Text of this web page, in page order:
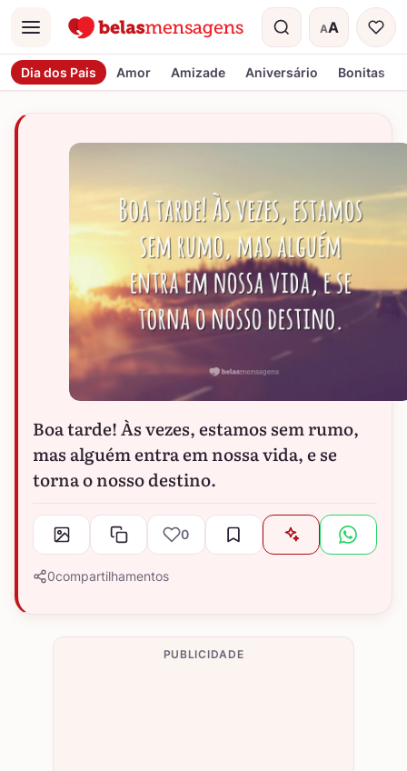
Menu AA
Tamanho do
Dia dos Pais Amor Amizade Aniversário Bonitas
Boa tarde! Às vezes, estamos sem rumo,
mas alguém entra em nossa vida, e se
torna o nosso destino.
0
0compartilhamentos
PUBLICIDADE